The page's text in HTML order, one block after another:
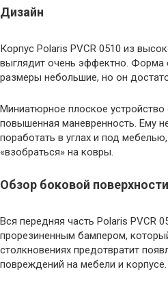
Дизайн
Корпус Polaris PVCR 0510 из
выглядит очень эффектно. Форма
размеры небольшие, но он
Миниатюрное плоское устройство
повышенная маневренность. Ему
поработать в углах и под
«взобраться» на ковры.
Обзор боковой поверхности
Вся передняя часть Polaris PVCR
прорезиненным бампером,
столкновениях предотвратит
повреждений на мебели и корпусе.